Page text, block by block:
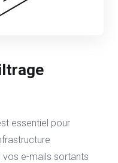
essentiel pour
e-mails sortants